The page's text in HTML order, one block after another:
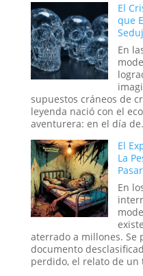
El
que
En
supuestos cráneos de
leyenda nació con el
aventurera: en el día
El
La
En
aterrado a millones. Se
documento
perdido, el relato de un